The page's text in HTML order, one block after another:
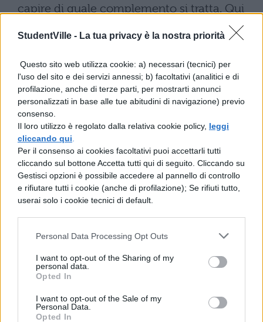
StudentVille - La tua privacy è la nostra priorità
Questo sito web utilizza cookie: a) necessari (tecnici) per
l'uso del sito e dei servizi annessi; b) facoltativi (analitici e di
profilazione, anche di terze parti, per mostrarti annunci
personalizzati in base alle tue abitudini di navigazione) previo
consenso.
Il loro utilizzo è regolato dalla relativa cookie policy, leggi
cliccando qui
Per il consenso ai cookies facoltativi puoi accettarli tutti
cliccando sul bottone Accetta tutti qui di seguito. Cliccando su
Gestisci opzioni è possibile accedere al pannello di controllo
e rifiutare tutti i cookie (anche di profilazione); Se rifiuti tutto,
userai solo i cookie tecnici di default.
Personal Data Processing Opt Outs
I want to opt-out of the Sharing of my
personal data.
Opted In
I want to opt-out of the Sale of my
Personal Data.
Opted In
capire di quale complemento si tratta. Qui
l'esempio corrispondente: